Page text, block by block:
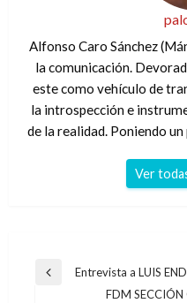
Alfonso Caro Sánchez
la comunicación.
este como vehículo de
la introspección e
de la realidad. Poniendo
Ver
Navegación
Entrada
Entrevista a LUIS
FDM SECCIÓN